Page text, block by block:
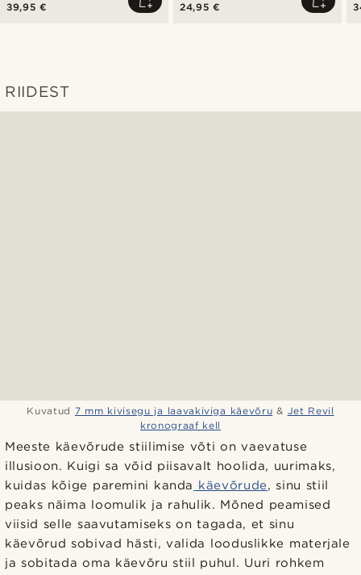
39,95 € 24,95 €
RIIDEST
Kuvatud 7 mm kivisegu ja laavakiviga käevõru & Jet Revil
kronograaf kell
Meeste käevõrude stiilimise võti on vaevatuse
illusioon. Kuigi sa võid piisavalt hoolida, uurimaks,
kuidas kõige paremini kanda käevõrude, sinu stiil
peaks näima loomulik ja rahulik. Mõned peamised
viisid selle saavutamiseks on tagada, et sinu
käevõrud sobivad hästi, valida looduslikke materjale
ja sobitada oma käevõru stiil puhul. Uuri rohkem